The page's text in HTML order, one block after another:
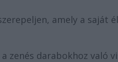
amely a saját
zenés darabokhoz való